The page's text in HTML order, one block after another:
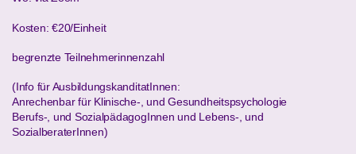
Kosten: €20/Einheit
begrenzte Teilnehmerinnenzahl
(Info für AusbildungskanditatInnen:
Anrechenbar für Klinische-, und Gesundheitspsychologie
Berufs-, und SozialpädagogInnen und Lebens-, und
SozialberaterInnen)